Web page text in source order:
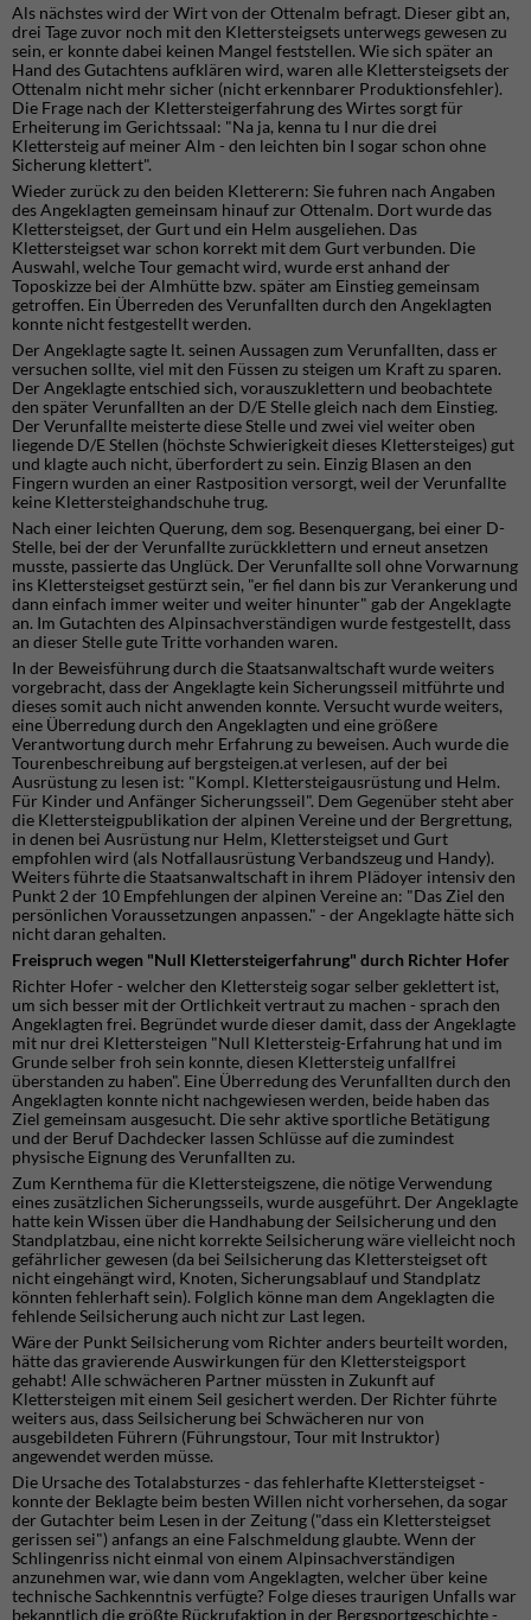
Als nächstes wird der Wirt von der Ottenalm befragt. Dieser gibt an,
drei Tage zuvor noch mit den Klettersteigsets unterwegs gewesen zu
sein, er konnte dabei keinen Mangel feststellen. Wie sich später an
Hand des Gutachtens aufklären wird, waren alle Klettersteigsets der
Ottenalm nicht mehr sicher (nicht erkennbarer Produktionsfehler).
Die Frage nach der Klettersteigerfahrung des Wirtes sorgt für
Erheiterung im Gerichtssaal: "Na ja, kenna tu I nur die drei
Klettersteig auf meiner Alm - den leichten bin I sogar schon ohne
Sicherung klettert".
Wieder zurück zu den beiden Kletterern: Sie fuhren nach Angaben
des Angeklagten gemeinsam hinauf zur Ottenalm. Dort wurde das
Klettersteigset, der Gurt und ein Helm ausgeliehen. Das
Klettersteigset war schon korrekt mit dem Gurt verbunden. Die
Auswahl, welche Tour gemacht wird, wurde erst anhand der
Toposkizze bei der Almhütte bzw. später am Einstieg gemeinsam
getroffen. Ein Überreden des Verunfallten durch den Angeklagten
konnte nicht festgestellt werden.
Der Angeklagte sagte lt. seinen Aussagen zum Verunfallten, dass er
versuchen sollte, viel mit den Füssen zu steigen um Kraft zu sparen.
Der Angeklagte entschied sich, vorauszuklettern und beobachtete
den später Verunfallten an der D/E Stelle gleich nach dem Einstieg.
Der Verunfallte meisterte diese Stelle und zwei viel weiter oben
liegende D/E Stellen (höchste Schwierigkeit dieses Klettersteiges) gut
und klagte auch nicht, überfordert zu sein. Einzig Blasen an den
Fingern wurden an einer Rastposition versorgt, weil der Verunfallte
keine Klettersteighandschuhe trug.
Nach einer leichten Querung, dem sog. Besenquergang, bei einer D-
Stelle, bei der der Verunfallte zurückklettern und erneut ansetzen
musste, passierte das Unglück. Der Verunfallte soll ohne Vorwarnung
ins Klettersteigset gestürzt sein, "er fiel dann bis zur Verankerung und
dann einfach immer weiter und weiter hinunter" gab der Angeklagte
an. Im Gutachten des Alpinsachverständigen wurde festgestellt, dass
an dieser Stelle gute Tritte vorhanden waren.
In der Beweisführung durch die Staatsanwaltschaft wurde weiters
vorgebracht, dass der Angeklagte kein Sicherungsseil mitführte und
dieses somit auch nicht anwenden konnte. Versucht wurde weiters,
eine Überredung durch den Angeklagten und eine größere
Verantwortung durch mehr Erfahrung zu beweisen. Auch wurde die
Tourenbeschreibung auf bergsteigen.at verlesen, auf der bei
Ausrüstung zu lesen ist: "Kompl. Klettersteigausrüstung und Helm.
Für Kinder und Anfänger Sicherungsseil". Dem Gegenüber steht aber
die Klettersteigpublikation der alpinen Vereine und der Bergrettung,
in denen bei Ausrüstung nur Helm, Klettersteigset und Gurt
empfohlen wird (als Notfallausrüstung Verbandszeug und Handy).
Weiters führte die Staatsanwaltschaft in ihrem Plädoyer intensiv den
Punkt 2 der 10 Empfehlungen der alpinen Vereine an: "Das Ziel den
persönlichen Voraussetzungen anpassen." - der Angeklagte hätte sich
nicht daran gehalten.
Freispruch wegen "Null Klettersteigerfahrung" durch Richter Hofer
Richter Hofer - welcher den Klettersteig sogar selber geklettert ist,
um sich besser mit der Ortlichkeit vertraut zu machen - sprach den
Angeklagten frei. Begründet wurde dieser damit, dass der Angeklagte
mit nur drei Klettersteigen "Null Klettersteig-Erfahrung hat und im
Grunde selber froh sein konnte, diesen Klettersteig unfallfrei
überstanden zu haben". Eine Überredung des Verunfallten durch den
Angeklagten konnte nicht nachgewiesen werden, beide haben das
Ziel gemeinsam ausgesucht. Die sehr aktive sportliche Betätigung
und der Beruf Dachdecker lassen Schlüsse auf die zumindest
physische Eignung des Verunfallten zu.
Zum Kernthema für die Klettersteigszene, die nötige Verwendung
eines zusätzlichen Sicherungsseils, wurde ausgeführt. Der Angeklagte
hatte kein Wissen über die Handhabung der Seilsicherung und den
Standplatzbau, eine nicht korrekte Seilsicherung wäre vielleicht noch
gefährlicher gewesen (da bei Seilsicherung das Klettersteigset oft
nicht eingehängt wird, Knoten, Sicherungsablauf und Standplatz
könnten fehlerhaft sein). Folglich könne man dem Angeklagten die
fehlende Seilsicherung auch nicht zur Last legen.
Wäre der Punkt Seilsicherung vom Richter anders beurteilt worden,
hätte das gravierende Auswirkungen für den Klettersteigsport
gehabt! Alle schwächeren Partner müssten in Zukunft auf
Klettersteigen mit einem Seil gesichert werden. Der Richter führte
weiters aus, dass Seilsicherung bei Schwächeren nur von
ausgebildeten Führern (Führungstour, Tour mit Instruktor)
angewendet werden müsse.
Die Ursache des Totalabsturzes - das fehlerhafte Klettersteigset -
konnte der Beklagte beim besten Willen nicht vorhersehen, da sogar
der Gutachter beim Lesen in der Zeitung ("dass ein Klettersteigset
gerissen sei") anfangs an eine Falschmeldung glaubte. Wenn der
Schlingenriss nicht einmal von einem Alpinsachverständigen
anzunehmen war, wie dann vom Angeklagten, welcher über keine
technische Sachkenntnis verfügte? Folge dieses traurigen Unfalls war
bekanntlich die größte Rückrufaktion in der Bergsportgeschichte -